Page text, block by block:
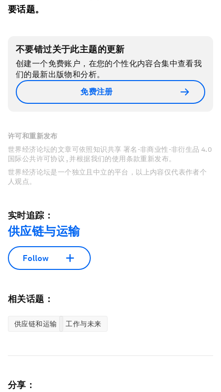
要话题。
不要错过关于此主题的更新
创建一个免费账户，在您的个性化内容合集中查看我
们的最新出版物和分析。
免费注册
许可和重新发布
世界经济论坛的文章可依照知识共享 署名-非商业性-非衍生品 4.0
国际公共许可协议 , 并根据我们的使用条款重新发布。
世界经济论坛是一个独立且中立的平台，以上内容仅代表作者个
人观点。
实时追踪：
供应链与运输
Follow
相关话题：
供应链和运输 工作与未来
分享：